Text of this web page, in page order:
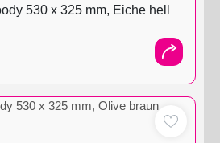
530 x 325 mm, Eiche hell